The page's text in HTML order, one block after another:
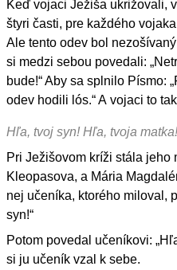
Keď vojaci Ježiša ukrižovali,
štyri časti, pre každého
Ale tento odev bol
si medzi sebou povedali:
bude!“ Aby sa splnilo Písmo:
odev hodili lós.“ A vojaci to
Hľa, tvoj syn! Hľa, tvoja matka!
Pri Ježišovom kríži stála jeho
Kleopasova, a Mária
nej učeníka, ktorého miloval,
syn!“
Potom povedal učeníkovi:
si ju učeník vzal k sebe.